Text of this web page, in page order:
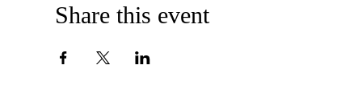
Share this event